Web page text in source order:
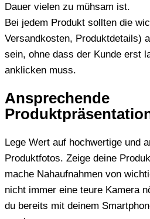
Dauer vielen zu mühsam ist.
Bei jedem Produkt sollten die
Versandkosten, Produktdetails)
sein, ohne dass der Kunde erst
anklicken muss.
Ansprechende
Lege Wert auf hochwertige und
Produktfotos. Zeige deine
mache Nahaufnahmen von
nicht immer eine teure Kamera
du bereits mit deinem